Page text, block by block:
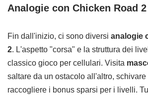
Analogie con Chicken Road 2
Fin dall'inizio, ci sono diversi analogie
2. L'aspetto "corsa" e la struttura dei
classico gioco per cellulari. Visita
saltare da un ostacolo all'altro,
raccogliere i bonus sparsi per i livelli.